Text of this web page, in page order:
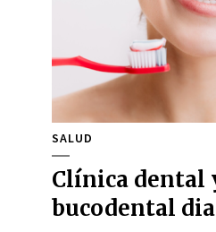
SALUD
Clínica dental
bucodental